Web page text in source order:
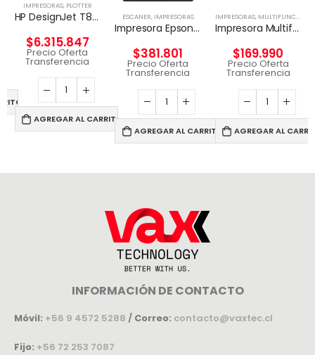
IMPRESORAS, PLOTTER
HP DesignJet T850 36-in Multifuncional
$6.315.847
Precio Oferta
Transferencia
AGREGAR AL CARRITO
ESCANER, IMPRESORAS
Impresora Epson WorkForce ES-C320W
$381.801
Precio Oferta
Transferencia
AGREGAR AL CARRITO
IMPRESORAS, MULTIFUNCIONAL TINTA
Impresora Multifuncional Brother DCP-T530DW
$169.990
Precio Oferta
Transferencia
AGREGAR AL
INFORMACIÓN DE CONTACTO
Móvil: +56 9 4572 5288 / Correo: contacto@vaxtec.cl
Fijo: +56 72 253 7087